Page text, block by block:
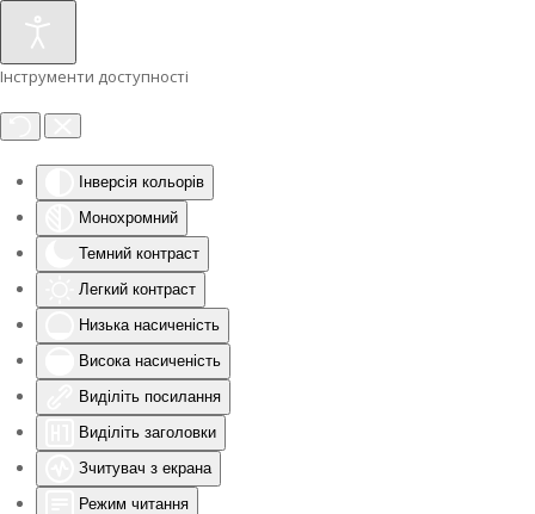
Інструменти доступності
Інверсія кольорів
Монохромний
Темний контраст
Легкий контраст
Низька насиченість
Висока насиченість
Виділіть посилання
Виділіть заголовки
Зчитувач з екрана
Режим читання